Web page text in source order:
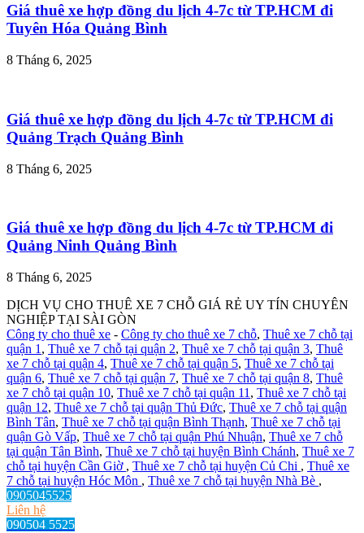
Giá thuê xe hợp đồng du lịch 4-7c từ TP.HCM đi
Tuyên Hóa Quảng Bình
8 Tháng 6, 2025
Giá thuê xe hợp đồng du lịch 4-7c từ TP.HCM đi
Quảng Trạch Quảng Bình
8 Tháng 6, 2025
Giá thuê xe hợp đồng du lịch 4-7c từ TP.HCM đi
Quảng Ninh Quảng Bình
8 Tháng 6, 2025
DỊCH VỤ CHO THUÊ XE 7 CHỖ GIÁ RẺ UY TÍN CHUYÊN
NGHIỆP TẠI SÀI GÒN
Công ty cho thuê xe - Công ty cho thuê xe 7 chỗ, Thuê xe 7 chỗ tại
quận 1 , Thuê xe 7 chỗ tại quận 2, Thuê xe 7 chỗ tại quận 3, Thuê
xe 7 chỗ tại quận 4, Thuê xe 7 chỗ tại quận 5, Thuê xe 7 chỗ tại
quận 6, Thuê xe 7 chỗ tại quận 7, Thuê xe 7 chỗ tại quận 8, Thuê
xe 7 chỗ tại quận 10, Thuê xe 7 chỗ tại quận 11 , Thuê xe 7 chỗ tại
quận 12, Thuê xe 7 chỗ tại quận Thủ Đức, Thuê xe 7 chỗ tại quận
Bình Tân, Thuê xe 7 chỗ tại quận Bình Thạnh, Thuê xe 7 chỗ tại
quận Gò Vấp, Thuê xe 7 chỗ tại quận Phú Nhuận, Thuê xe 7 chỗ
tại quận Tân Bình, Thuê xe 7 chỗ tại huyện Bình Chánh, Thuê xe 7
chỗ tại huyện Cần Giờ , Thuê xe 7 chỗ tại huyện Củ Chi , Thuê xe
7 chỗ tại huyện Hóc Môn , Thuê xe 7 chỗ tại huyện Nhà Bè ,
0905045525
Liên hệ
090504 5525